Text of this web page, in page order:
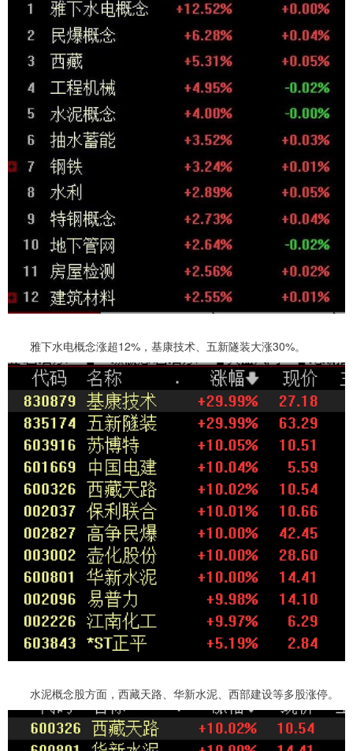
雅下水电概念涨超12%，基康技术、五新隧装大涨30%。
水泥概念股方面，西藏天路、华新水泥、西部建设等多股涨停。